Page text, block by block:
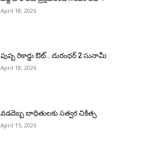
April 18, 2026
పుష్ప రికార్డు ఔట్‌.. దురంధ‌ర్ 2 సునామీ
April 18, 2026
వడదెబ్బ బాధితులకు సత్వర చికిత్స
April 15, 2026